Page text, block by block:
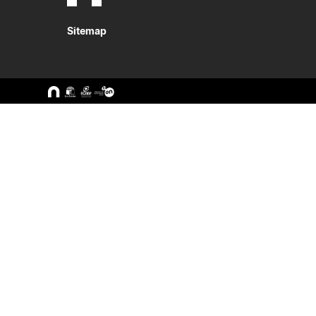
Sitemap
Missão e Objetivos
CTeSP